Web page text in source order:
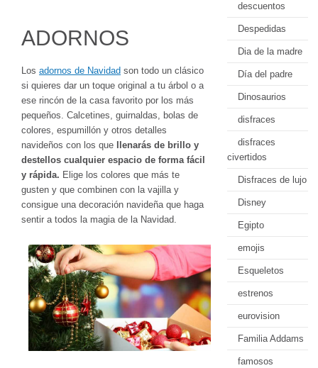
ADORNOS
Los adornos de Navidad son todo un clásico
si quieres dar un toque original a tu árbol o a
ese rincón de la casa favorito por los más
pequeños. Calcetines, guirnaldas, bolas de
colores, espumillón y otros detalles
navideños con los que
llenarás de brillo y
destellos cualquier espacio de forma fácil
y rápida. Elige los colores que más te
gusten y que combinen con la vajilla y
consigue una decoración navideña que haga
sentir a todos la magia de la Navidad.
descuentos
Despedidas
Dia de la madre
Día del padre
Dinosaurios
disfraces
disfraces
civertidos
Disfraces de lujo
Disney
Egipto
emojis
Esqueletos
estrenos
eurovision
Familia Addams
famosos